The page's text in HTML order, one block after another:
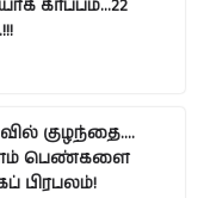
கர்ப்பம்…22
குழந்தை….
பெண்களை
பிரபலம்!